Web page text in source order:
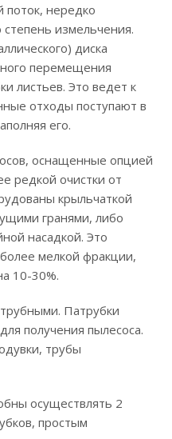
нередко
измельчения.
диска
перемещения
листьев. Это ведет к
отходы поступают в
его.
оснащенные опцией
редкой очистки от
крыльчаткой
гранями, либо
насадкой. Это
мелкой фракции,
10-30%.
Патрубки
получения пылесоса.
трубы
осуществлять 2
простым